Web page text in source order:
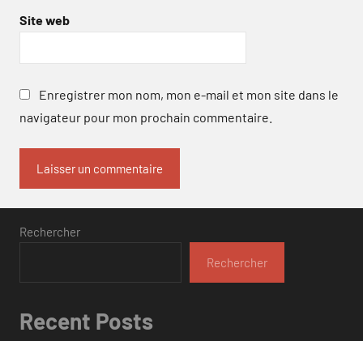
Site web
Enregistrer mon nom, mon e-mail et mon site dans le
navigateur pour mon prochain commentaire.
Rechercher
Rechercher
Recent Posts